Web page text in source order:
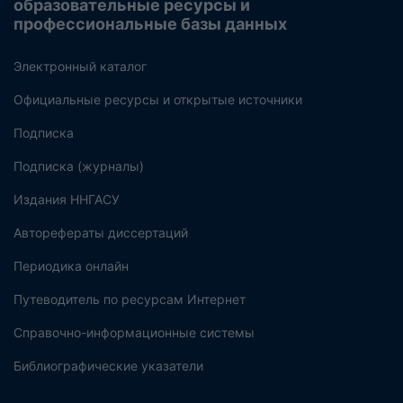
образовательные ресурсы и
профессиональные базы данных
Электронный каталог
Официальные ресурсы и открытые источники
Подписка
Подписка (журналы)
Издания ННГАСУ
Авторефераты диссертаций
Периодика онлайн
Путеводитель по ресурсам Интернет
Справочно-информационные системы
Библиографические указатели